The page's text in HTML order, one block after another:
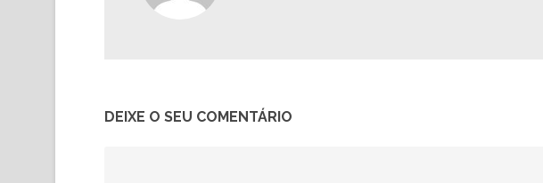
DEIXE O SEU COMENTÁRIO